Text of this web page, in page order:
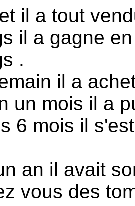
il a tout
il a gagne
.
il a
un mois il a
6 mois il
an il avait
vous des